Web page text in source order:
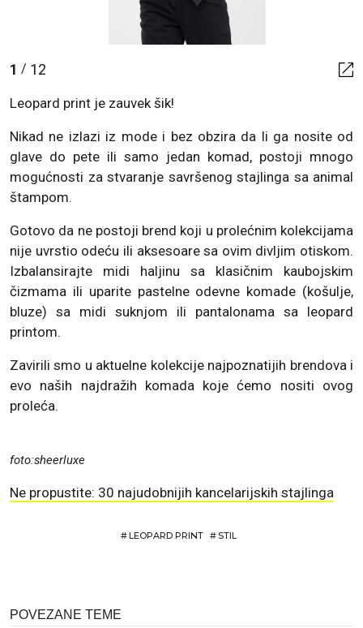
1 / 12
Leopard print je zauvek šik!
Nikad ne izlazi iz mode i bez obzira da li ga nosite od
glave do pete ili samo jedan komad, postoji mnogo
mogućnosti za stvaranje savršenog stajlinga sa animal
štampom.
Gotovo da ne postoji brend koji u prolećnim kolekcijama
nije uvrstio odeću ili aksesoare sa ovim divljim otiskom.
Izbalansirajte midi haljinu sa klasičnim kaubojskim
čizmama ili uparite pastelne odevne komade (košulje,
bluze) sa midi suknjom ili pantalonama sa leopard
printom.
Zavirili smo u aktuelne kolekcije najpoznatijih brendova i
evo naših najdražih komada koje ćemo nositi ovog
proleća.
foto:sheerluxe
Ne propustite: 30 najudobnijih kancelarijskih stajlinga
#LEOPARD PRINT # STIL
POVEZANE TEME